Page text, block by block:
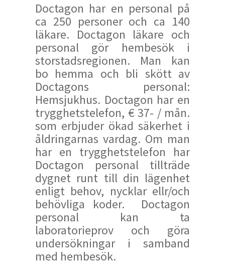
Doctagon har en personal på
ca 250 personer och ca 140
läkare. Doctagon läkare och
personal gör hembesök i
storstadsregionen. Man kan
bo hemma och bli skött av
Doctagons personal:
Hemsjukhus. Doctagon har en
trygghetstelefon, € 37- / mån.
som erbjuder ökad säkerhet i
åldringarnas vardag. Om man
har en trygghetstelefon har
Doctagon personal tillträde
dygnet runt till din lägenhet
enligt behov, nycklar ellr/och
behövliga koder. Doctagon
personal kan ta
laboratorieprov och göra
undersökningar i samband
med hembesök.